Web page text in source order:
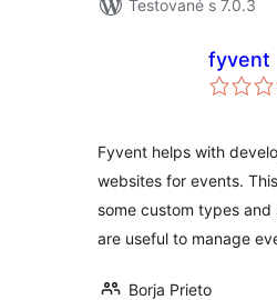
Testované s 7.0.3
fyvent
Fyvent helps with
websites for events.
some custom types and
are useful to manage
Borja Prieto